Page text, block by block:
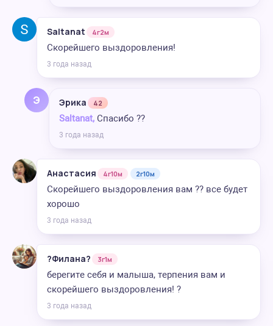
Saltanat 4г2м
Скорейшего выздоровления!
3 года назад
Э Эрика 42
Saltanat, Спасибо ??
3 года назад
Анастасия 4г10м 2г10м
Скорейшего выздоровления вам ?? все будет
хорошо
3 года назад
?Филана? 3г1м
берегите себя и малыша, терпения вам и
скорейшего выздоровления! ?
3 года назад